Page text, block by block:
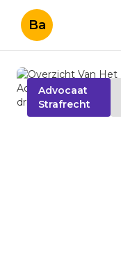
Ba
Advocaat
Strafrecht